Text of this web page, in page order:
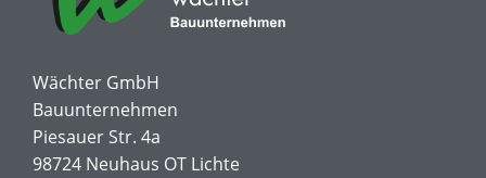
Wächter GmbH
Bauunternehmen
Piesauer Str. 4a
98724 Neuhaus OT Lichte